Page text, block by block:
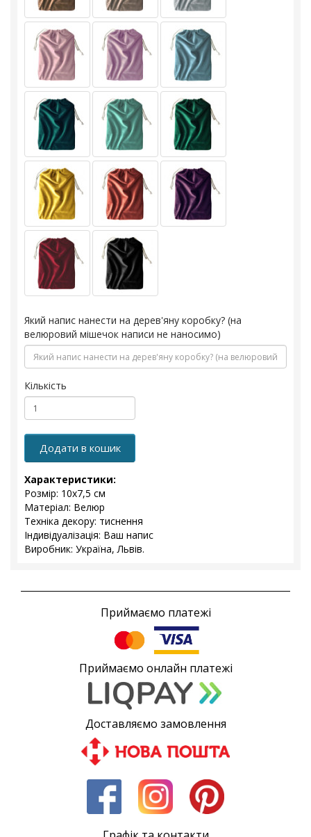
Який напис нанести на дерев'яну коробку? (на
велюровий мішечок написи не наносимо)
Кількість
Додати в кошик
Характеристики:
Розмір: 10x7,5 см
Матеріал: Велюр
Техніка декору: тиснення
Індивідуалізація: Ваш напис
Виробник: Україна, Львів.
Приймаємо платежі
Приймаємо онлайн платежі
Доставляємо замовлення